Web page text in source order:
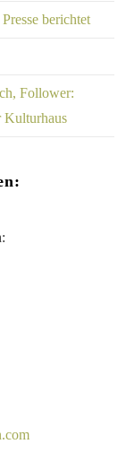
berichtet
Follower:
Kulturhaus